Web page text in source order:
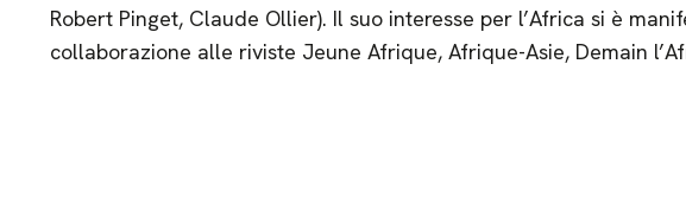
Robert Pinget, Claude Ollier). Il suo interesse per l’Africa si è
collaborazione alle riviste Jeune Afrique, Afrique-Asie, Demain